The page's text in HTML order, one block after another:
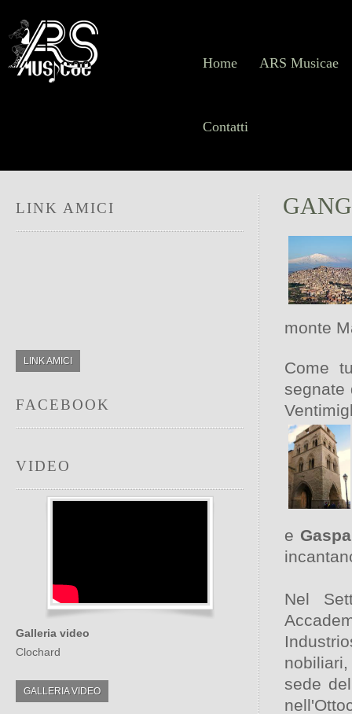
Home ARS Musicae
Contatti
LINK AMICI
LINK AMICI
FACEBOOK
VIDEO
Galleria video
Clochard
GALLERIA VIDEO
monte
Come
segnate
e
Nel
sede del